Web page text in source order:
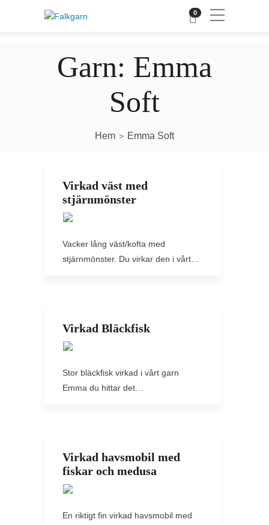
0
Garn: Emma
Soft
Hem > Emma Soft
Virkad väst med
stjärnmönster
Vacker lång väst/kofta med
stjärnmönster. Du virkar den i vårt…
Virkad Bläckfisk
Stor bläckfisk virkad i vårt garn
Emma du hittar det…
Virkad havsmobil med
fiskar och medusa
En riktigt fin virkad havsmobil med